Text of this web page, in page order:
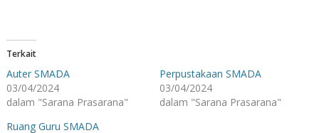
Terkait
Auter SMADA
03/04/2024
dalam "Sarana Prasarana"
Perpustakaan SMADA
03/04/2024
dalam "Sarana Prasarana"
Ruang Guru SMADA